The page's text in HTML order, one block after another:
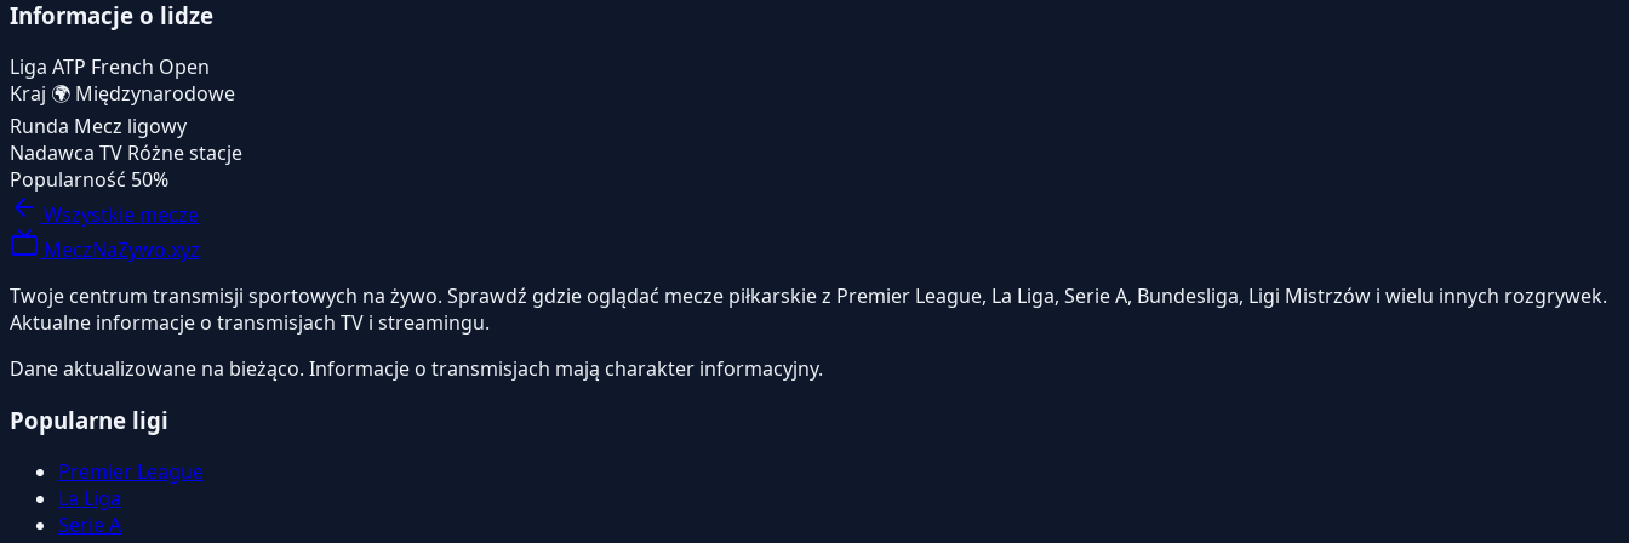
Informacje o lidze
Liga ATP French Open
Kraj 🌍 Międzynarodowe
Runda Mecz ligowy
Nadawca TV Różne stacje
Popularność 50%
Wszystkie mecze
MeczNaZywo.xyz
Twoje centrum transmisji sportowych na żywo. Sprawdź gdzie oglądać mecze piłkarskie z Premier League, La Liga, Serie A, Bundesliga, Ligi Mistrzów i wielu innych rozgrywek.
Aktualne informacje o transmisjach TV i streamingu.
Dane aktualizowane na bieżąco. Informacje o transmisjach mają charakter informacyjny.
Popularne ligi
Premier League
La Liga
Serie A